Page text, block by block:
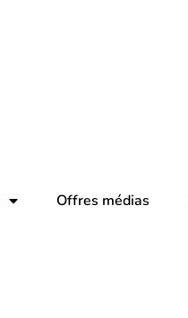
Offres médias